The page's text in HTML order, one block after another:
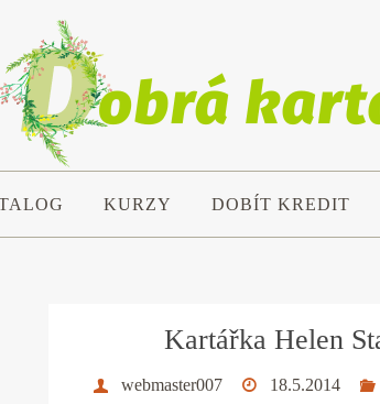
KURZY DOBÍT KREDIT
Kartářka Helen
webmaster007 18.5.2014